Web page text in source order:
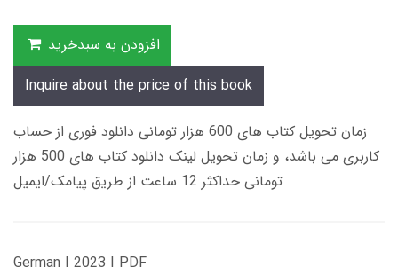
افزودن به سبدخرید
Inquire about the price of this book
زمان تحویل کتاب های 600 هزار تومانی دانلود فوری از حساب
کاربری می باشد، و زمان تحویل لینک دانلود کتاب های 500 هزار
تومانی حداکثر 12 ساعت از طریق پیامک/ایمیل